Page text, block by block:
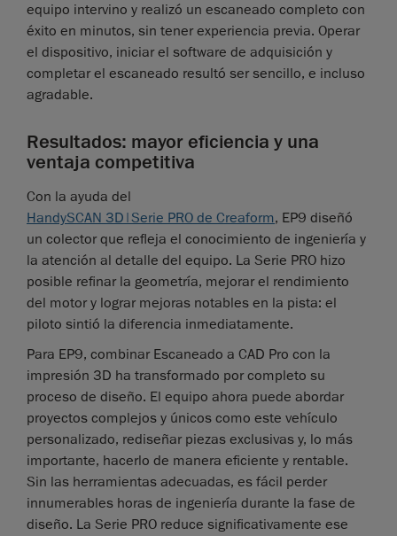
equipo intervino y realizó un escaneado completo con
éxito en minutos, sin tener experiencia previa. Operar
el dispositivo, iniciar el software de adquisición y
completar el escaneado resultó ser sencillo, e incluso
agradable.
Resultados: mayor eficiencia y una
ventaja competitiva
Con la ayuda del
HandySCAN 3D|Serie PRO de Creaform, EP9 diseñó
un colector que refleja el conocimiento de ingeniería y
la atención al detalle del equipo. La Serie PRO hizo
posible refinar la geometría, mejorar el rendimiento
del motor y lograr mejoras notables en la pista: el
piloto sintió la diferencia inmediatamente.
Para EP9, combinar Escaneado a CAD Pro con la
impresión 3D ha transformado por completo su
proceso de diseño. El equipo ahora puede abordar
proyectos complejos y únicos como este vehículo
personalizado, rediseñar piezas exclusivas y, lo más
importante, hacerlo de manera eficiente y rentable.
Sin las herramientas adecuadas, es fácil perder
innumerables horas de ingeniería durante la fase de
diseño. La Serie PRO reduce significativamente ese